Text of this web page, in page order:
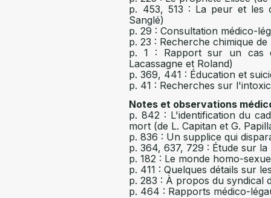
p. 453, 513 : La peur et les
Sanglé)
p. 29 : Consultation médico-
p. 23 : Recherche chimique
p. 1 : Rapport sur un cas
Lacassagne et Roland)
p. 369, 441 : Éducation et
p. 41 : Recherches sur
Notes et observations
p. 842 : L'identification du
mort (de L. Capitan et G.
p. 836 : Un supplice qui
p. 364, 637, 729 : Étude sur
p. 182 : Le monde homo-
p. 411 : Quelques détails sur
p. 283 : À propos du syndical
p. 464 : Rapports médico-